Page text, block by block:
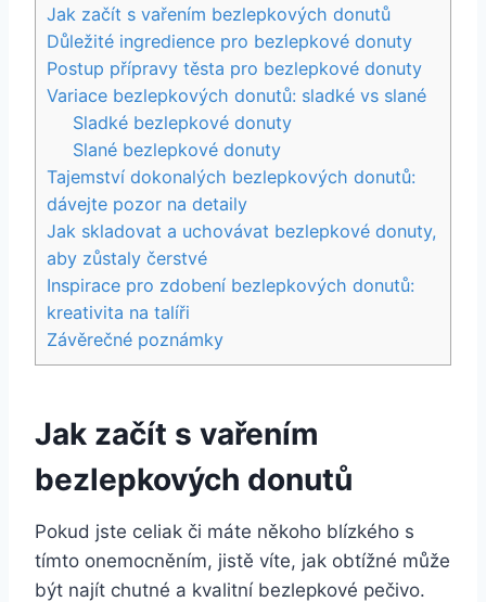
Jak začít s vařením bezlepkových donutů
Důležité ingredience pro bezlepkové donuty
Postup přípravy těsta pro bezlepkové donuty
Variace bezlepkových donutů: sladké vs slané
Sladké bezlepkové donuty
Slané bezlepkové donuty
Tajemství dokonalých bezlepkových donutů:
dávejte pozor na detaily
Jak skladovat a uchovávat bezlepkové donuty,
aby zůstaly čerstvé
Inspirace pro zdobení bezlepkových donutů:
kreativita na talíři
Závěrečné poznámky
Jak začít s vařením
bezlepkových donutů
Pokud jste celiak či máte někoho blízkého s
tímto onemocněním, jistě víte, jak obtížné může
být najít chutné a kvalitní bezlepkové pečivo.